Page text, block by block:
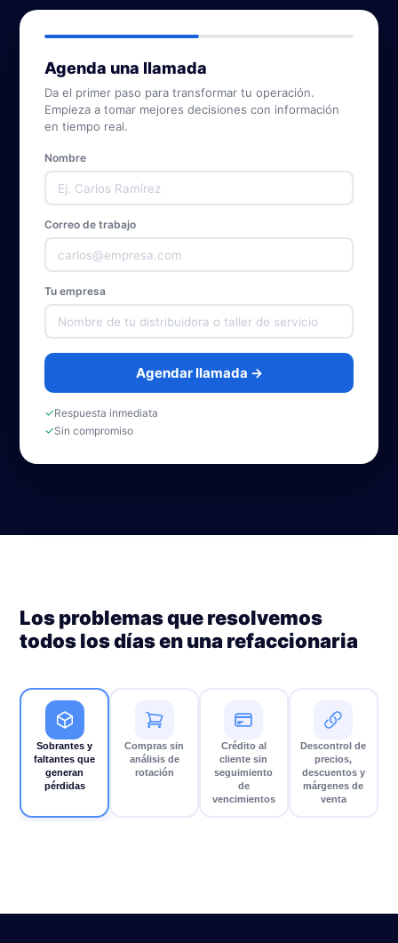
Agenda una llamada
Da el primer paso para transformar tu operación.
Empieza a tomar mejores decisiones con información
en tiempo real.
Nombre
Correo de trabajo
Tu empresa
Agendar llamada →
✓Respuesta inmediata
✓Sin compromiso
Los problemas que resolvemos
todos los días en una refaccionaria
Sobrantes y
faltantes que
generan
pérdidas
Compras sin
análisis de
rotación
Crédito al
cliente sin
seguimiento
de
vencimientos
Descontrol de
precios,
descuentos y
márgenes de
venta
01
Sobrantes y faltantes que generan
pérdidas
El inventario físico no coincide con el sistema. SITIC
mantiene existencias en tiempo real con cada entrada,
salida, devolución y conteo cíclico registrado.